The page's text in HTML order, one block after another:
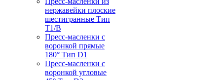
нержавейки плоские
шестигранные Тип
T1/B
Пресс-масленки с
воронкой прямые
180° Тип D1
Пресс-масленки с
воронкой угловые